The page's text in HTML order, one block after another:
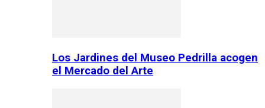
Los Jardines del Museo Pedrilla acogen
el Mercado del Arte